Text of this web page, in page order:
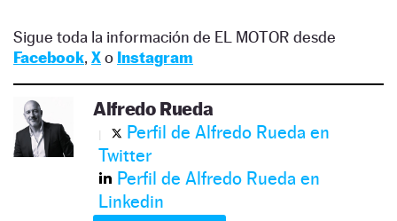
Sigue toda la información de EL MOTOR desde
Facebook, Xo Instagram
Alfredo Rueda
Perfil de Alfredo Rueda en
Twitter
Perfil de Alfredo Rueda en
Linkedin